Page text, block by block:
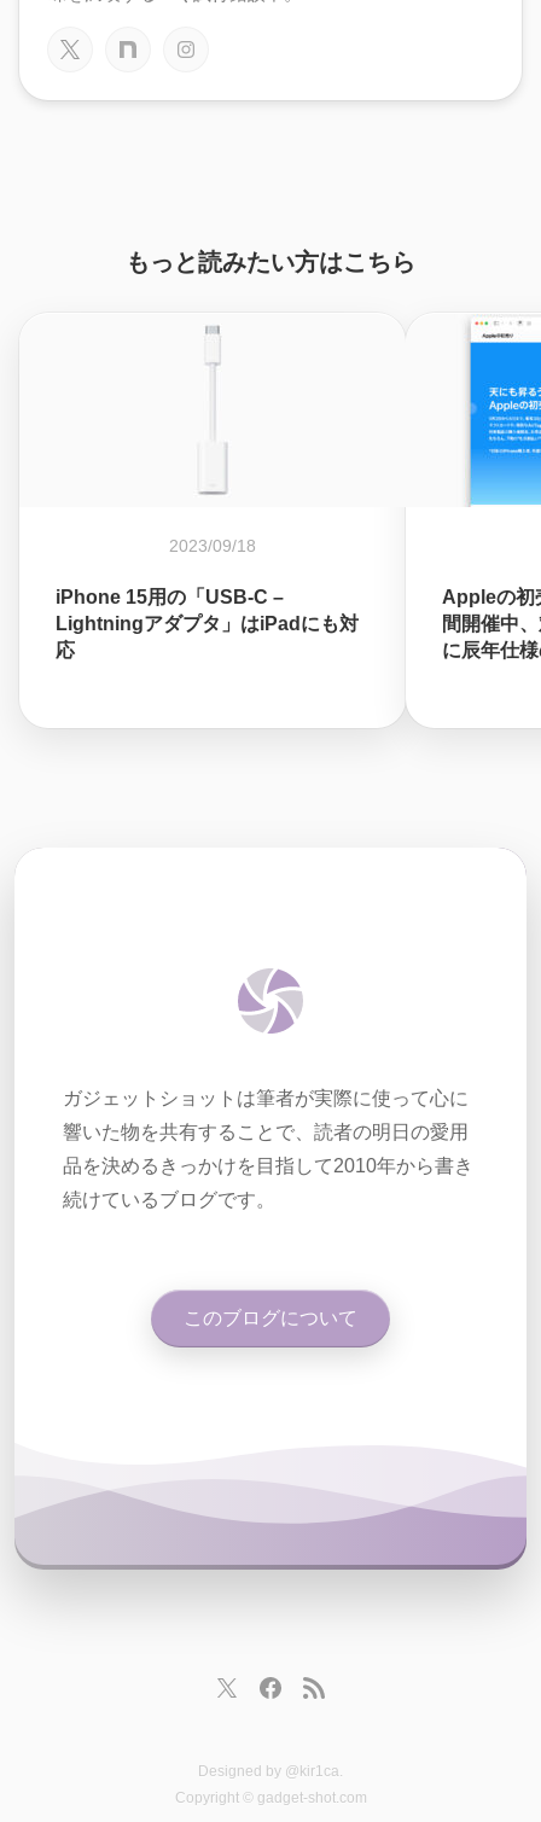
もっと読みたい方はこちら
2023/09/18
iPhone 15用の「USB-C –
Lightningアダプタ」はiPadにも対
応
Appleの初
間開催中
に辰年仕
ガジェットショットは筆者が実際に使って心に
響いた物を共有することで、読者の明日の愛用
品を決めるきっかけを目指して2010年から書き
続けているブログです。
このブログについて
Designed by @kir1ca
Copyright © gadget-shot.com